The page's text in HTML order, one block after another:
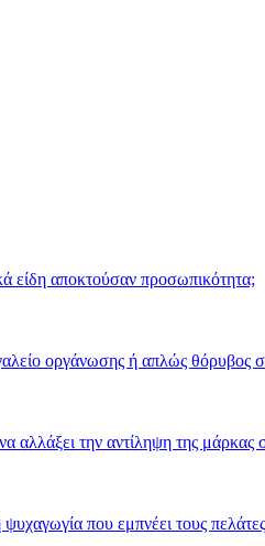
είδη αποκτούσαν προσωπικότητα;
οργάνωσης ή απλώς θόρυβος
αλλάξει την αντίληψη της μάρκας
που εμπνέει τους